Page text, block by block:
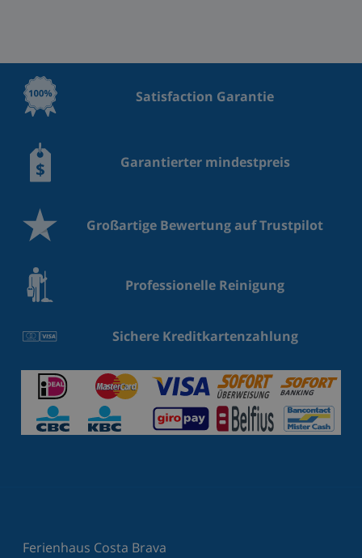
Satisfaction Garantie
Garantierter mindestpreis
Großartige Bewertung auf Trustpilot
Professionelle Reinigung
Sichere Kreditkartenzahlung
Ferienhaus Costa Brava